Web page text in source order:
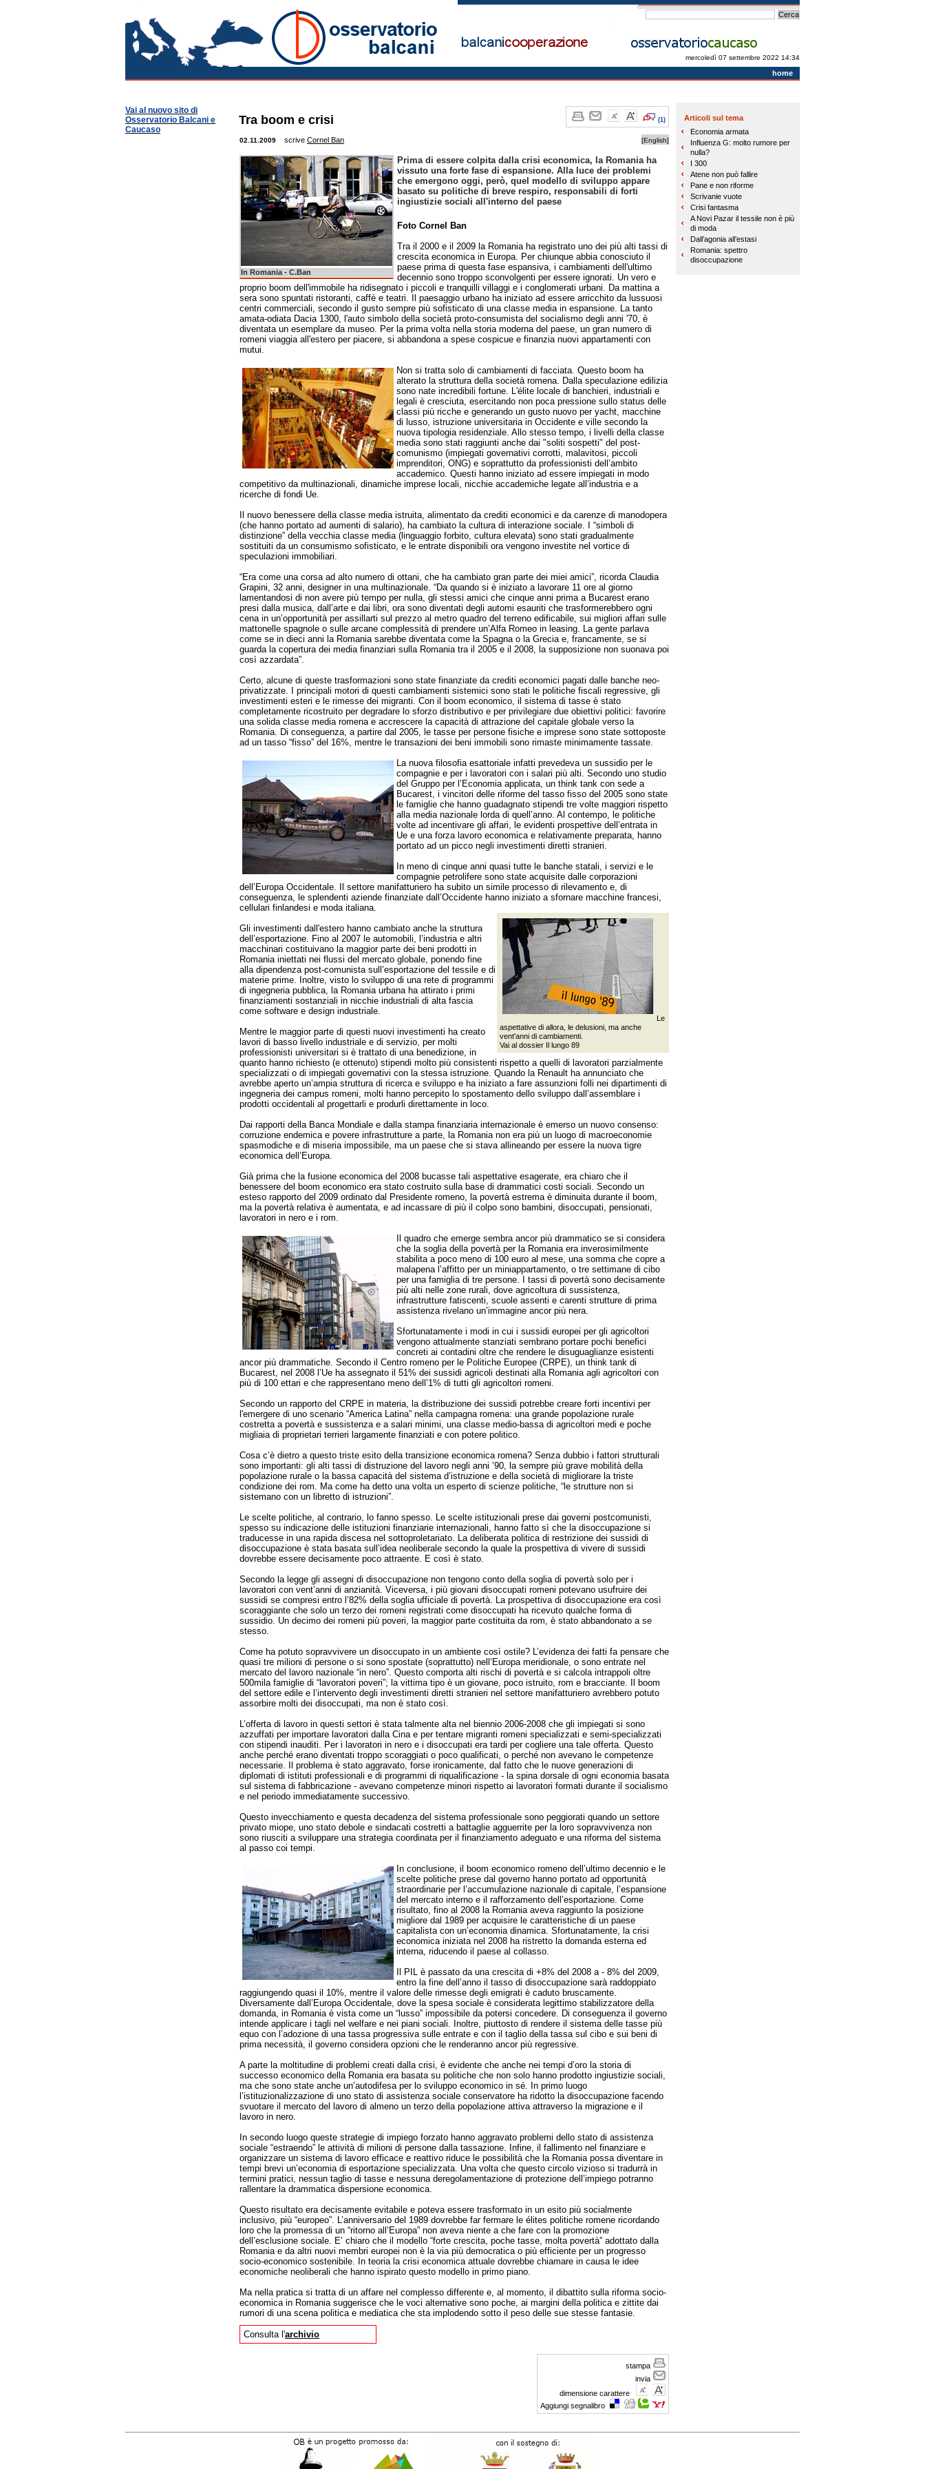
mercoledì 07 settembre 2022 14:34
home
Vai al nuovo sito di
Osservatorio Balcani e
Caucaso
(1)
Tra boom e crisi
02.11.2009 scriveCornel Ban [English]
In Romania - C.Ban
Prima di essere colpita dalla crisi economica, la Romania ha
vissuto una forte fase di espansione. Alla luce dei problemi
che emergono oggi, però, quel modello di sviluppo appare
basato su politiche di breve respiro, responsabili di forti
ingiustizie sociali all'interno del paese
Foto Cornel Ban
Tra il 2000 e il 2009 la Romania ha registrato uno dei più alti tassi di
crescita economica in Europa. Per chiunque abbia conosciuto il
paese prima di questa fase espansiva, i cambiamenti dell'ultimo
decennio sono troppo sconvolgenti per essere ignorati. Un vero e
proprio boom dell'immobile ha ridisegnato i piccoli e tranquilli villaggi e i conglomerati urbani. Da mattina a
sera sono spuntati ristoranti, caffè e teatri. Il paesaggio urbano ha iniziato ad essere arricchito da lussuosi
centri commerciali, secondo il gusto sempre più sofisticato di una classe media in espansione. La tanto
amata-odiata Dacia 1300, l'auto simbolo della società proto-consumista del socialismo degli anni '70, è
diventata un esemplare da museo. Per la prima volta nella storia moderna del paese, un gran numero di
romeni viaggia all'estero per piacere, si abbandona a spese cospicue e finanzia nuovi appartamenti con
mutui.
Non si tratta solo di cambiamenti di facciata. Questo boom ha
alterato la struttura della società romena. Dalla speculazione edilizia
sono nate incredibili fortune. L'élite locale di banchieri, industriali e
legali è cresciuta, esercitando non poca pressione sullo status delle
classi più ricche e generando un gusto nuovo per yacht, macchine
di lusso, istruzione universitaria in Occidente e ville secondo la
nuova tipologia residenziale. Allo stesso tempo, i livelli della classe
media sono stati raggiunti anche dai "soliti sospetti" del post-
comunismo (impiegati governativi corrotti, malavitosi, piccoli
imprenditori, ONG) e soprattutto da professionisti dell’ambito
accademico. Questi hanno iniziato ad essere impiegati in modo
competitivo da multinazionali, dinamiche imprese locali, nicchie accademiche legate all’industria e a
ricerche di fondi Ue.
Il nuovo benessere della classe media istruita, alimentato da crediti economici e da carenze di manodopera
(che hanno portato ad aumenti di salario), ha cambiato la cultura di interazione sociale. I “simboli di
distinzione” della vecchia classe media (linguaggio forbito, cultura elevata) sono stati gradualmente
sostituiti da un consumismo sofisticato, e le entrate disponibili ora vengono investite nel vortice di
speculazioni immobiliari.
“Era come una corsa ad alto numero di ottani, che ha cambiato gran parte dei miei amici”, ricorda Claudia
Grapini, 32 anni, designer in una multinazionale. “Da quando si è iniziato a lavorare 11 ore al giorno
lamentandosi di non avere più tempo per nulla, gli stessi amici che cinque anni prima a Bucarest erano
presi dalla musica, dall’arte e dai libri, ora sono diventati degli automi esauriti che trasformerebbero ogni
cena in un’opportunità per assillarti sul prezzo al metro quadro del terreno edificabile, sui migliori affari sulle
mattonelle spagnole o sulle arcane complessità di prendere un’Alfa Romeo in leasing. La gente parlava
come se in dieci anni la Romania sarebbe diventata come la Spagna o la Grecia e, francamente, se si
guarda la copertura dei media finanziari sulla Romania tra il 2005 e il 2008, la supposizione non suonava poi
così azzardata”.
Certo, alcune di queste trasformazioni sono state finanziate da crediti economici pagati dalle banche neo-
privatizzate. I principali motori di questi cambiamenti sistemici sono stati le politiche fiscali regressive, gli
investimenti esteri e le rimesse dei migranti. Con il boom economico, il sistema di tasse è stato
completamente ricostruito per degradare lo sforzo distributivo e per privilegiare due obiettivi politici: favorire
una solida classe media romena e accrescere la capacità di attrazione del capitale globale verso la
Romania. Di conseguenza, a partire dal 2005, le tasse per persone fisiche e imprese sono state sottoposte
ad un tasso “fisso” del 16%, mentre le transazioni dei beni immobili sono rimaste minimamente tassate.
La nuova filosofia esattoriale infatti prevedeva un sussidio per le
compagnie e per i lavoratori con i salari più alti. Secondo uno studio
del Gruppo per l’Economia applicata, un think tank con sede a
Bucarest, i vincitori delle riforme del tasso fisso del 2005 sono state
le famiglie che hanno guadagnato stipendi tre volte maggiori rispetto
alla media nazionale lorda di quell’anno. Al contempo, le politiche
volte ad incentivare gli affari, le evidenti prospettive dell’entrata in
Ue e una forza lavoro economica e relativamente preparata, hanno
portato ad un picco negli investimenti diretti stranieri.
In meno di cinque anni quasi tutte le banche statali, i servizi e le
compagnie petrolifere sono state acquisite dalle corporazioni
dell’Europa Occidentale. Il settore manifatturiero ha subito un simile processo di rilevamento e, di
conseguenza, le splendenti aziende finanziate dall’Occidente hanno iniziato a sfornare macchine francesi,
cellulari finlandesi e moda italiana.
Le
aspettative di allora, le delusioni, ma anche
vent'anni di cambiamenti.
Vai al dossier Il lungo 89
Gli investimenti dall'estero hanno cambiato anche la struttura
dell’esportazione. Fino al 2007 le automobili, l’industria e altri
macchinari costituivano la maggior parte dei beni prodotti in
Romania iniettati nei flussi del mercato globale, ponendo fine
alla dipendenza post-comunista sull’esportazione del tessile e di
materie prime. Inoltre, visto lo sviluppo di una rete di programmi
di ingegneria pubblica, la Romania urbana ha attirato i primi
finanziamenti sostanziali in nicchie industriali di alta fascia
come software e design industriale.
Mentre le maggior parte di questi nuovi investimenti ha creato
lavori di basso livello industriale e di servizio, per molti
professionisti universitari si è trattato di una benedizione, in
quanto hanno richiesto (e ottenuto) stipendi molto più consistenti rispetto a quelli di lavoratori parzialmente
specializzati o di impiegati governativi con la stessa istruzione. Quando la Renault ha annunciato che
avrebbe aperto un’ampia struttura di ricerca e sviluppo e ha iniziato a fare assunzioni folli nei dipartimenti di
ingegneria dei campus romeni, molti hanno percepito lo spostamento dello sviluppo dall’assemblare i
prodotti occidentali al progettarli e produrli direttamente in loco.
Dai rapporti della Banca Mondiale e dalla stampa finanziaria internazionale è emerso un nuovo consenso:
corruzione endemica e povere infrastrutture a parte, la Romania non era più un luogo di macroeconomie
spasmodiche e di miseria impossibile, ma un paese che si stava allineando per essere la nuova tigre
economica dell’Europa.
Già prima che la fusione economica del 2008 bucasse tali aspettative esagerate, era chiaro che il
benessere del boom economico era stato costruito sulla base di drammatici costi sociali. Secondo un
esteso rapporto del 2009 ordinato dal Presidente romeno, la povertà estrema è diminuita durante il boom,
ma la povertà relativa è aumentata, e ad incassare di più il colpo sono bambini, disoccupati, pensionati,
lavoratori in nero e i rom.
Il quadro che emerge sembra ancor più drammatico se si considera
che la soglia della povertà per la Romania era inverosimilmente
stabilita a poco meno di 100 euro al mese, una somma che copre a
malapena l’affitto per un miniappartamento, o tre settimane di cibo
per una famiglia di tre persone. I tassi di povertà sono decisamente
più alti nelle zone rurali, dove agricoltura di sussistenza,
infrastrutture fatiscenti, scuole assenti e carenti strutture di prima
assistenza rivelano un’immagine ancor più nera.
Sfortunatamente i modi in cui i sussidi europei per gli agricoltori
vengono attualmente stanziati sembrano portare pochi benefici
concreti ai contadini oltre che rendere le disuguaglianze esistenti
ancor più drammatiche. Secondo il Centro romeno per le Politiche Europee (CRPE), un think tank di
Bucarest, nel 2008 l’Ue ha assegnato il 51% dei sussidi agricoli destinati alla Romania agli agricoltori con
più di 100 ettari e che rappresentano meno dell’1% di tutti gli agricoltori romeni.
Secondo un rapporto del CRPE in materia, la distribuzione dei sussidi potrebbe creare forti incentivi per
l'emergere di uno scenario “America Latina” nella campagna romena: una grande popolazione rurale
costretta a povertà e sussistenza e a salari minimi, una classe medio-bassa di agricoltori medi e poche
migliaia di proprietari terrieri largamente finanziati e con potere politico.
Cosa c’è dietro a questo triste esito della transizione economica romena? Senza dubbio i fattori strutturali
sono importanti: gli alti tassi di distruzione del lavoro negli anni ’90, la sempre più grave mobilità della
popolazione rurale o la bassa capacità del sistema d’istruzione e della società di migliorare la triste
condizione dei rom. Ma come ha detto una volta un esperto di scienze politiche, “le strutture non si
sistemano con un libretto di istruzioni”.
Le scelte politiche, al contrario, lo fanno spesso. Le scelte istituzionali prese dai governi postcomunisti,
spesso su indicazione delle istituzioni finanziarie internazionali, hanno fatto sì che la disoccupazione si
traducesse in una rapida discesa nel sottoproletariato. La deliberata politica di restrizione dei sussidi di
disoccupazione è stata basata sull’idea neoliberale secondo la quale la prospettiva di vivere di sussidi
dovrebbe essere decisamente poco attraente. E così è stato.
Secondo la legge gli assegni di disoccupazione non tengono conto della soglia di povertà solo per i
lavoratori con vent’anni di anzianità. Viceversa, i più giovani disoccupati romeni potevano usufruire dei
sussidi se compresi entro l’82% della soglia ufficiale di povertà. La prospettiva di disoccupazione era così
scoraggiante che solo un terzo dei romeni registrati come disoccupati ha ricevuto qualche forma di
sussidio. Un decimo dei romeni più poveri, la maggior parte costituita da rom, è stato abbandonato a se
stesso.
Come ha potuto sopravvivere un disoccupato in un ambiente così ostile? L’evidenza dei fatti fa pensare che
quasi tre milioni di persone o si sono spostate (soprattutto) nell’Europa meridionale, o sono entrate nel
mercato del lavoro nazionale “in nero”. Questo comporta alti rischi di povertà e si calcola intrappoli oltre
500mila famiglie di “lavoratori poveri”; la vittima tipo è un giovane, poco istruito, rom e bracciante. Il boom
del settore edile e l’intervento degli investimenti diretti stranieri nel settore manifatturiero avrebbero potuto
assorbire molti dei disoccupati, ma non è stato così.
L’offerta di lavoro in questi settori è stata talmente alta nel biennio 2006-2008 che gli impiegati si sono
azzuffati per importare lavoratori dalla Cina e per tentare migranti romeni specializzati e semi-specializzati
con stipendi inauditi. Per i lavoratori in nero e i disoccupati era tardi per cogliere una tale offerta. Questo
anche perché erano diventati troppo scoraggiati o poco qualificati, o perché non avevano le competenze
necessarie. Il problema è stato aggravato, forse ironicamente, dal fatto che le nuove generazioni di
diplomati di istituti professionali e di programmi di riqualificazione - la spina dorsale di ogni economia basata
sul sistema di fabbricazione - avevano competenze minori rispetto ai lavoratori formati durante il socialismo
e nel periodo immediatamente successivo.
Questo invecchiamento e questa decadenza del sistema professionale sono peggiorati quando un settore
privato miope, uno stato debole e sindacati costretti a battaglie agguerrite per la loro sopravvivenza non
sono riusciti a sviluppare una strategia coordinata per il finanziamento adeguato e una riforma del sistema
al passo coi tempi.
In conclusione, il boom economico romeno dell’ultimo decennio e le
scelte politiche prese dal governo hanno portato ad opportunità
straordinarie per l’accumulazione nazionale di capitale, l’espansione
del mercato interno e il rafforzamento dell’esportazione. Come
risultato, fino al 2008 la Romania aveva raggiunto la posizione
migliore dal 1989 per acquisire le caratteristiche di un paese
capitalista con un’economia dinamica. Sfortunatamente, la crisi
economica iniziata nel 2008 ha ristretto la domanda esterna ed
interna, riducendo il paese al collasso.
Il PIL è passato da una crescita di +8% del 2008 a - 8% del 2009,
entro la fine dell’anno il tasso di disoccupazione sarà raddoppiato
raggiungendo quasi il 10%, mentre il valore delle rimesse degli emigrati è caduto bruscamente.
Diversamente dall’Europa Occidentale, dove la spesa sociale è considerata legittimo stabilizzatore della
domanda, in Romania è vista come un “lusso” impossibile da potersi concedere. Di conseguenza il governo
intende applicare i tagli nel welfare e nei piani sociali. Inoltre, piuttosto di rendere il sistema delle tasse più
equo con l’adozione di una tassa progressiva sulle entrate e con il taglio della tassa sul cibo e sui beni di
prima necessità, il governo considera opzioni che le renderanno ancor più regressive.
A parte la moltitudine di problemi creati dalla crisi, è evidente che anche nei tempi d’oro la storia di
successo economico della Romania era basata su politiche che non solo hanno prodotto ingiustizie sociali,
ma che sono state anche un’autodifesa per lo sviluppo economico in sé. In primo luogo
l’istituzionalizzazione di uno stato di assistenza sociale conservatore ha ridotto la disoccupazione facendo
svuotare il mercato del lavoro di almeno un terzo della popolazione attiva attraverso la migrazione e il
lavoro in nero.
In secondo luogo queste strategie di impiego forzato hanno aggravato problemi dello stato di assistenza
sociale “estraendo” le attività di milioni di persone dalla tassazione. Infine, il fallimento nel finanziare e
organizzare un sistema di lavoro efficace e reattivo riduce le possibilità che la Romania possa diventare in
tempi brevi un’economia di esportazione specializzata. Una volta che questo circolo vizioso si tradurrà in
termini pratici, nessun taglio di tasse e nessuna deregolamentazione di protezione dell’impiego potranno
rallentare la drammatica dispersione economica.
Questo risultato era decisamente evitabile e poteva essere trasformato in un esito più socialmente
inclusivo, più “europeo”. L’anniversario del 1989 dovrebbe far fermare le élites politiche romene ricordando
loro che la promessa di un “ritorno all’Europa” non aveva niente a che fare con la promozione
dell’esclusione sociale. E’ chiaro che il modello “forte crescita, poche tasse, molta povertà” adottato dalla
Romania e da altri nuovi membri europei non è la via più democratica o più efficiente per un progresso
socio-economico sostenibile. In teoria la crisi economica attuale dovrebbe chiamare in causa le idee
economiche neoliberali che hanno ispirato questo modello in primo piano.
Ma nella pratica si tratta di un affare nel complesso differente e, al momento, il dibattito sulla riforma socio-
economica in Romania suggerisce che le voci alternative sono poche, ai margini della politica e zittite dai
rumori di una scena politica e mediatica che sta implodendo sotto il peso delle sue stesse fantasie.
Consulta l'archivio
stampa
invia
dimensione carattere
Aggiungi segnalibro
Articoli sul tema
Economia armata
Influenza G: molto rumore per
nulla?
I 300
Atene non può fallire
Pane e non riforme
Scrivanie vuote
Crisi fantasma
A Novi Pazar il tessile non è più
di moda
Dall’agonia all’estasi
Romania: spettro
disoccupazione